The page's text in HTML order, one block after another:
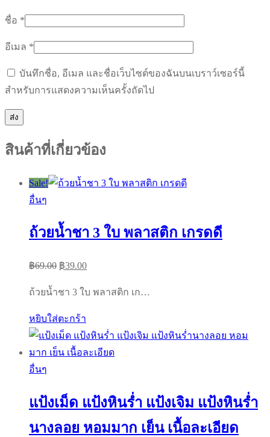
ชื่อ *
อีเมล *
บันทึกชื่อ, อีเมล และชื่อเว็บไซต์ของฉันบนเบราว์เซอร์นี้
สำหรับการแสดงความเห็นครั้งถัดไป
สินค้าที่เกี่ยวข้อง
Sale!
อื่นๆ
ถ้วยน้ำชา 3 ใบ พลาสติก เกรดดี
฿69.00 Original
was:
฿69.00.
฿39.00Current
is:
ถ้วยน้ำชา 3 ใบ พลาสติก เก…
หยิบใส่ตะกร้า
อื่นๆ
แป้งเม็ด แป้งหินร่ำ แป้งเจิม แป้งหินร่ำ
นางลอย หอมมาก เย็น เนื้อละเอียด